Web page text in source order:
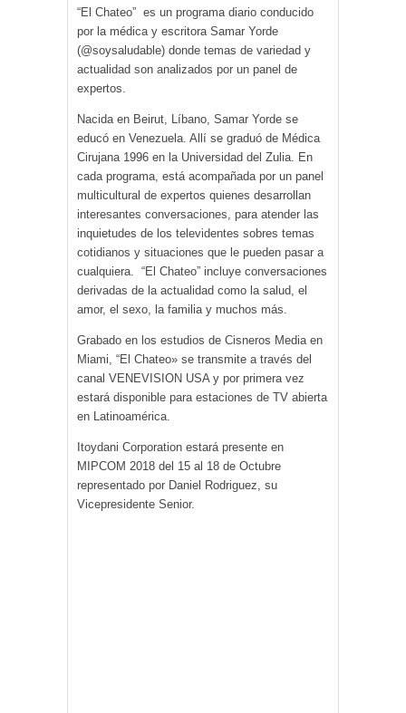
“El Chateo” es un programa diario conducido
por la médica y escritora Samar Yorde
(@soysaludable) donde temas de variedad y
actualidad son analizados por un panel de
expertos.
Nacida en Beirut, Líbano, Samar Yorde se
educó en Venezuela. Allí se graduó de Médica
Cirujana 1996 en la Universidad del Zulia. En
cada programa, está acompañada por un panel
multicultural de expertos quienes desarrollan
interesantes conversaciones, para atender las
inquietudes de los televidentes sobres temas
cotidianos y situaciones que le pueden pasar a
cualquiera. “El Chateo” incluye conversaciones
derivadas de la actualidad como la salud, el
amor, el sexo, la familia y muchos más.
Grabado en los estudios de Cisneros Media en
Miami, “El Chateo» se transmite a través del
canal VENEVISION USA y por primera vez
estará disponible para estaciones de TV abierta
en Latinoamérica.
Itoydani Corporation estará presente en
MIPCOM 2018 del 15 al 18 de Octubre
representado por Daniel Rodriguez, su
Vicepresidente Senior.